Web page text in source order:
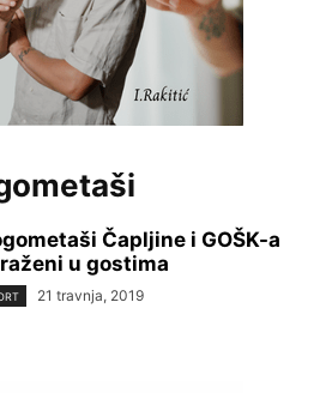
Čapljine i GOŠK-a
u gostima
21 travnja, 2019